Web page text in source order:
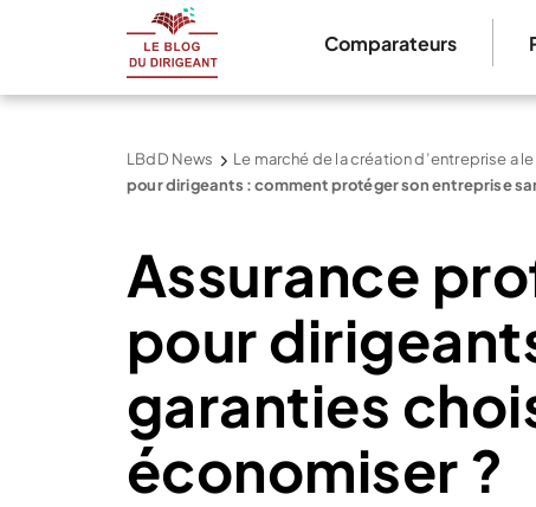
Comparateurs
LBdD News Le marché de la création d’entreprise a
pour dirigeants : comment protéger son entreprise
Assurance
pour
garanties
économiser ?